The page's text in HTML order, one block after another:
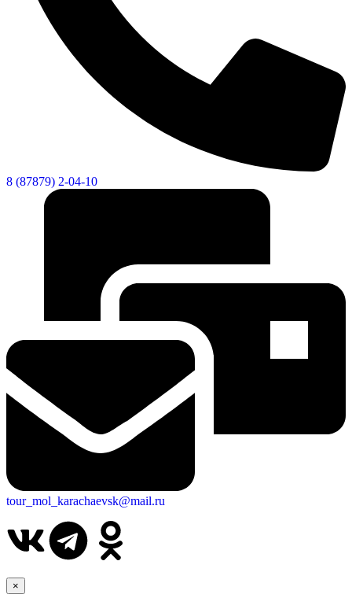
8 (87879) 2-04-10
tour_mol_karachaevsk@mail.ru
×